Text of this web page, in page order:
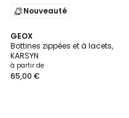
Nouveauté
GEOX
Bottines zippées et à lacets,
KARSYN
à partir de
65,00 €